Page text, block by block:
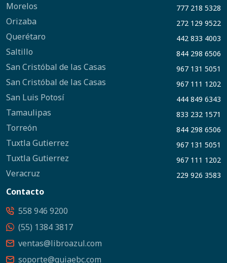
Morelos 777 218 5328
Orizaba 272 129 9522
Querétaro 442 833 4003
Saltillo 844 298 6506
San Cristóbal de las Casas 967 131 5051
San Cristóbal de las Casas 967 111 1202
San Luis Potosí 444 849 6343
Tamaulipas 833 232 1571
Torreón 844 298 6506
Tuxtla Gutierrez 967 131 5051
Tuxtla Gutierrez 967 111 1202
Veracruz 229 926 3583
Contacto
558 946 9200
(55) 1384 3817
ventas@libroazul.com
soporte@guiaebc.com